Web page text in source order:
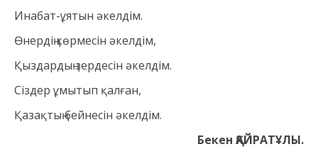
Инабат-ұятын әкелдім.
Өнердің көрмесін әкелдім,
Қыздардың зердесін әкелдім.
Сіздер ұмытып қалған,
Қазақтың бейнесін әкелдім.
Бекен ҚАЙРАТҰЛЫ.